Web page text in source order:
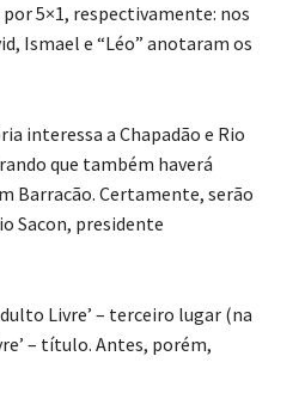
5×1, respectivamente: nos
Ismael e “Léo” anotaram os
interessa a Chapadão e Rio
que também haverá
Barracão. Certamente, serão
Sacon, presidente
Livre’ – terceiro lugar (na
– título. Antes, porém,